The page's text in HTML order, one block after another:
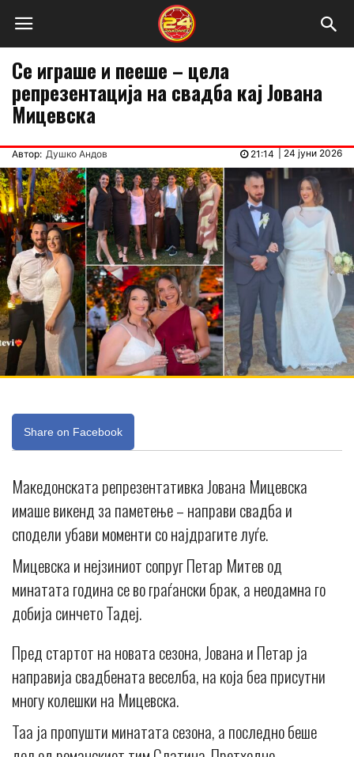
Се играше и пееше – цела
репрезентација на свадба кај Јована
Мицевска
Автор: Душко Андов 24 јуни 2026
21:14
Share on Facebook
Македонската репрезентативка Јована Мицевска
имаше викенд за паметење – направи свадба и
сподели убави моменти со најдрагите луѓе.
Мицевска и нејзиниот сопруг Петар Митев од
минатата година се во граѓански брак, а неодамна го
добија синчето Тадеј.
Пред стартот на новата сезона, Јована и Петар ја
направија свадбената веселба, на која беа присутни
многу колешки на Мицевска.
Таа ја пропушти минатата сезона, а последно беше